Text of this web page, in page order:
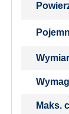
Maks.